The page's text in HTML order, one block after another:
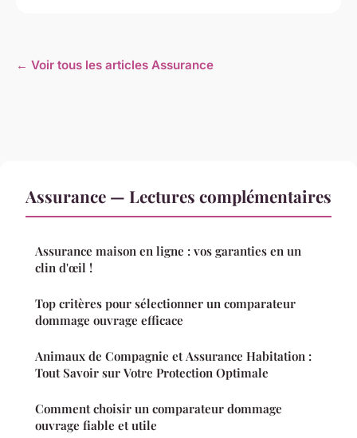
← Voir tous les articles Assurance
Assurance — Lectures complémentaires
Assurance maison en ligne : vos garanties en un
clin d'œil !
Top critères pour sélectionner un comparateur
dommage ouvrage efficace
Animaux de Compagnie et Assurance Habitation :
Tout Savoir sur Votre Protection Optimale
Comment choisir un comparateur dommage
ouvrage fiable et utile